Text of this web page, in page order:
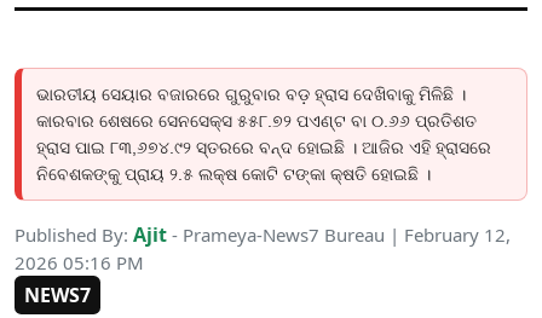
ଭାରତୀୟ ସେୟାର ବଜାରରେ ଗୁରୁବାର ବଡ଼ ହ୍ରାସ ଦେଖିବାକୁ ମିଳିଛି ।
କାରବାର ଶେଷରେ ସେନସେକ୍ସ ୫୫୮.୭୨ ପଏଣ୍ଟ ବା ୦.୬୬ ପ୍ରତିଶତ
ହ୍ରାସ ପାଇ ୮୩,୬୭୪.୯୨ ସ୍ତରରେ ବନ୍ଦ ହୋଇଛି । ଆଜିର ଏହି ହ୍ରାସରେ
ନିବେଶକଙ୍କୁ ପ୍ରାୟ ୨.୫ ଲକ୍ଷ କୋଟି ଟଙ୍କା କ୍ଷତି ହୋଇଛି ।
Published By: Ajit - Prameya-News7 Bureau | February 12,
2026 05:16 PM
NEWS7